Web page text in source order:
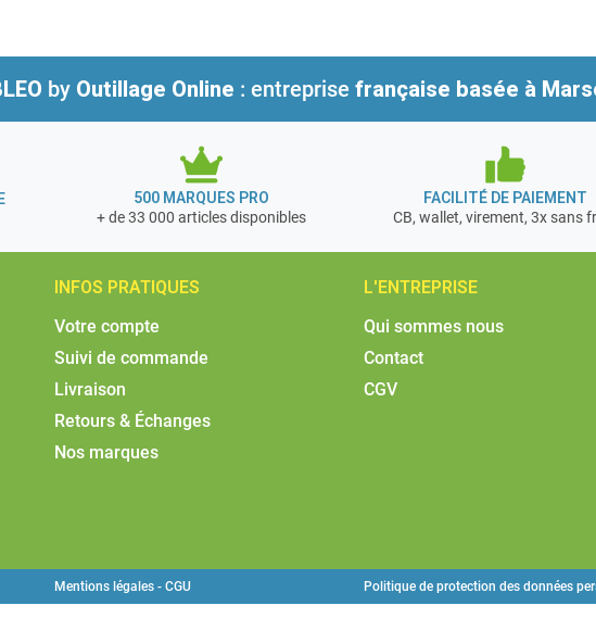
by Outillage Online : entreprise française basée à
500 MARQUES PRO
+ de 33 000 articles disponibles
FACILITÉ DE PAIEMENT
CB, wallet, virement, 3x sans
INFOS PRATIQUES
Votre compte
Suivi de commande
Livraison
Retours & Échanges
Nos marques
L'ENTREPRISE
Qui sommes nous
Contact
CGV
Mentions légales - CGU Politique de protection des données